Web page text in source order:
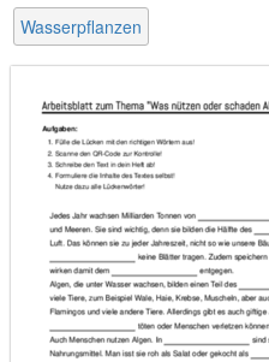
Wasserpflanzen